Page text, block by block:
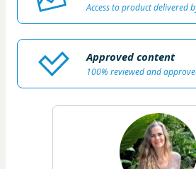
Access to product delivered
Approved content
100% reviewed and